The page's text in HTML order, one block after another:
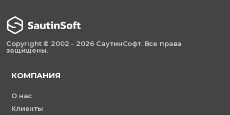
Copyright © 2002 - 2026 СаутинСофт. Все права
защищены.
КОМПАНИЯ
О нас
Клиенты